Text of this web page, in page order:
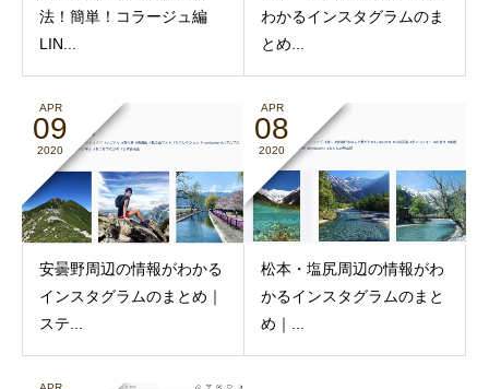
法！簡単！コラージュ編
LIN...
わかるインスタグラムのま
とめ...
APR
09
2020
安曇野周辺の情報がわかる
インスタグラムのまとめ｜
ステ...
APR
08
2020
松本・塩尻周辺の情報がわ
かるインスタグラムのまと
め｜...